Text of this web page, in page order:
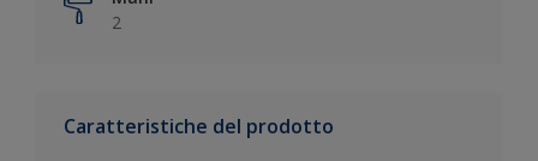
2
Caratteristiche del prodotto